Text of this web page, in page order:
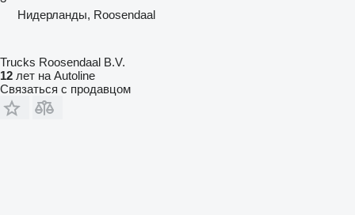
Нидерланды, Roosendaal
Trucks Roosendaal B.V.
12 лет на Autoline
Связаться с продавцом